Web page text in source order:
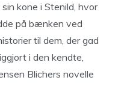
kone i Stenild, hvor
på bænken ved
til dem, der gad
i den kendte,
Blichers novelle